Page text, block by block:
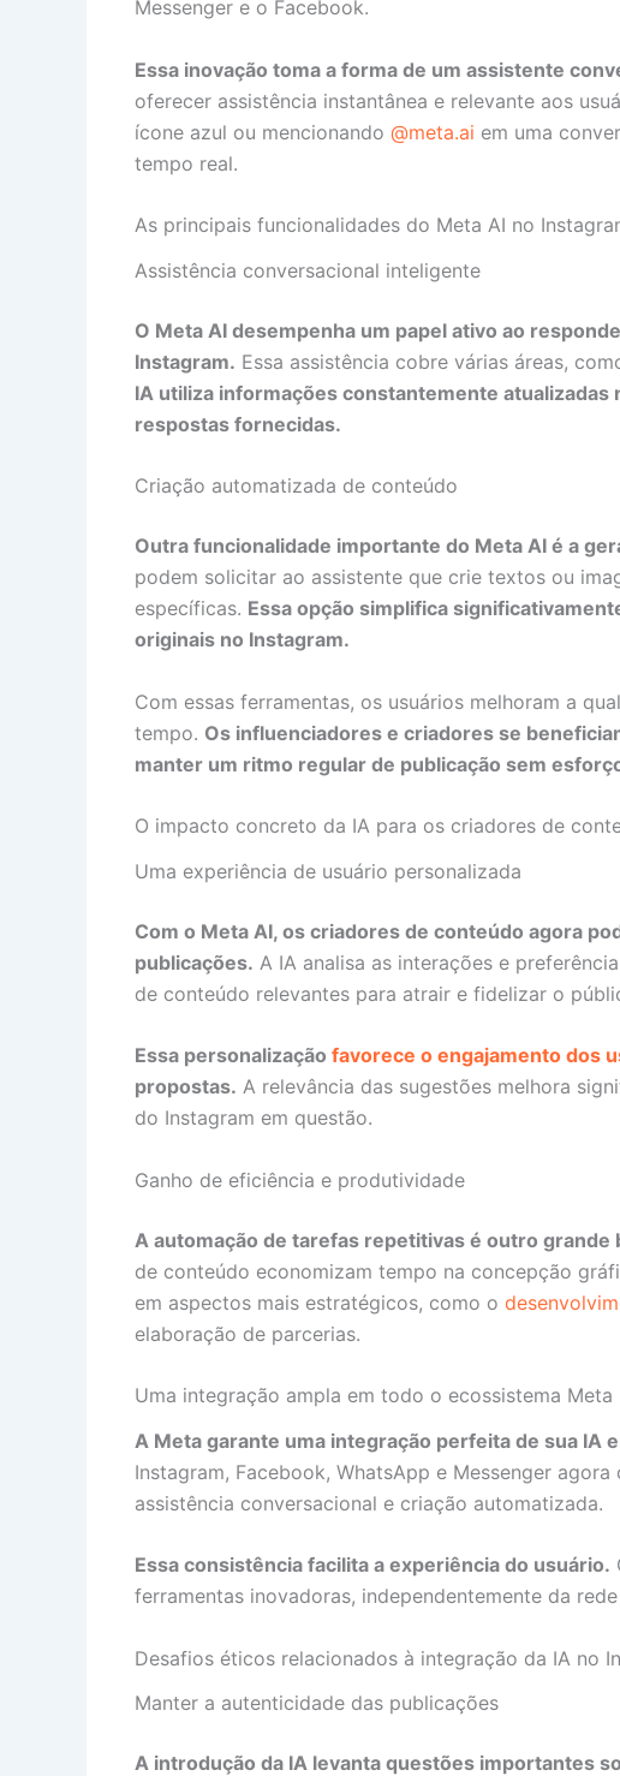
Messenger e o Facebook.
Essa inovação toma a forma de um assistente
oferecer assistência instantânea e relevante aos
ícone azul ou mencionando @meta.ai em uma
tempo real.
As principais funcionalidades do Meta AI no
Assistência conversacional inteligente
O Meta AI desempenha um papel ativo ao
Instagram. Essa assistência cobre várias áreas,
IA utiliza informações constantemente atualizadas
respostas fornecidas.
Criação automatizada de conteúdo
Outra funcionalidade importante do Meta AI é a
podem solicitar ao assistente que crie textos ou
específicas. Essa opção simplifica
originais no Instagram.
Com essas ferramentas, os usuários melhoram a
tempo. Os influenciadores e criadores se
manter um ritmo regular de publicação sem
O impacto concreto da IA para os criadores de
Uma experiência de usuário personalizada
Com o Meta AI, os criadores de conteúdo agora
publicações. A IA analisa as interações e
de conteúdo relevantes para atrair e fidelizar o
Essa personalização favorece o engajamento dos
propostas. A relevância das sugestões melhora
do Instagram em questão.
Ganho de eficiência e produtividade
A automação de tarefas repetitivas é outro grande
de conteúdo economizam tempo na concepção
em aspectos mais estratégicos, como o
elaboração de parcerias.
Uma integração ampla em todo o ecossistema Meta
A Meta garante uma integração perfeita de sua IA
Instagram, Facebook, WhatsApp e Messenger
assistência conversacional e criação automatizada.
Essa consistência facilita a experiência do usuário.
ferramentas inovadoras, independentemente da
Desafios éticos relacionados à integração da IA no
Manter a autenticidade das publicações
A introdução da IA levanta questões importantes